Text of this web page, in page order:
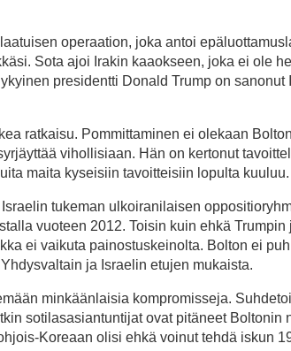
operaation, joka antoi
Sota ajoi Irakin kaaokseen, joka ei ole
presidentti Donald Trump on sanonut
ratkaisu. Pommittaminen ei olekaan
vihollisiaan. Hän on kertonut
maita kyseisiin tavoitteisiin lopulta kuuluu.
tukeman ulkoiranilaisen
vuoteen 2012. Toisin kuin ehkä Trumpin
ei vaikuta painostuskeinolta. Bolton ei
ja Israelin etujen mukaista.
minkäänlaisia kompromisseja.
sotilasasiantuntijat ovat pitäneet Boltonin
Koreaan olisi ehkä voinut tehdä iskun